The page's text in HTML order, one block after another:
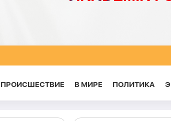
ПРОИСШЕСТВИЕ В МИРЕ ПОЛИТИКА